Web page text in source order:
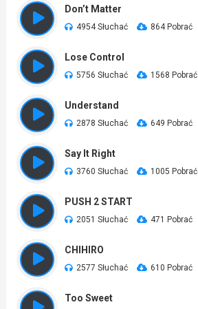
Don’t Matter
4954 Słuchać 864 Pobrać
Lose Control
5756 Słuchać 1568 Pobrać
Understand
2878 Słuchać 649 Pobrać
Say It Right
3760 Słuchać 1005 Pobrać
PUSH 2 START
2051 Słuchać 471 Pobrać
CHIHIRO
2577 Słuchać 610 Pobrać
Too Sweet